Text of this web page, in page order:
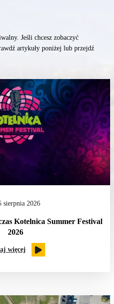
Jeśli chcesz zobaczyć
artykuły poniżej lub przejdź
sierpnia 2026
Kotelnica Summer Festival
2026
więcej